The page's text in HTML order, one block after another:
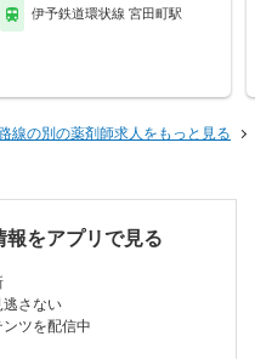
伊予鉄道環状線 宮田町駅
線の別の薬剤師求人をもっと見る
をアプリで見る
逃さない
ツを配信中